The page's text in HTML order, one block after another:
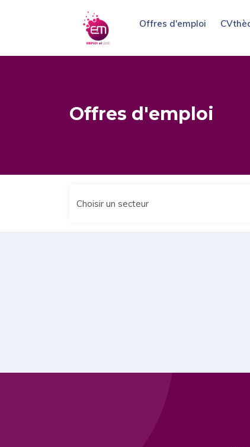
Offres d'emploi
Offres d'emploi